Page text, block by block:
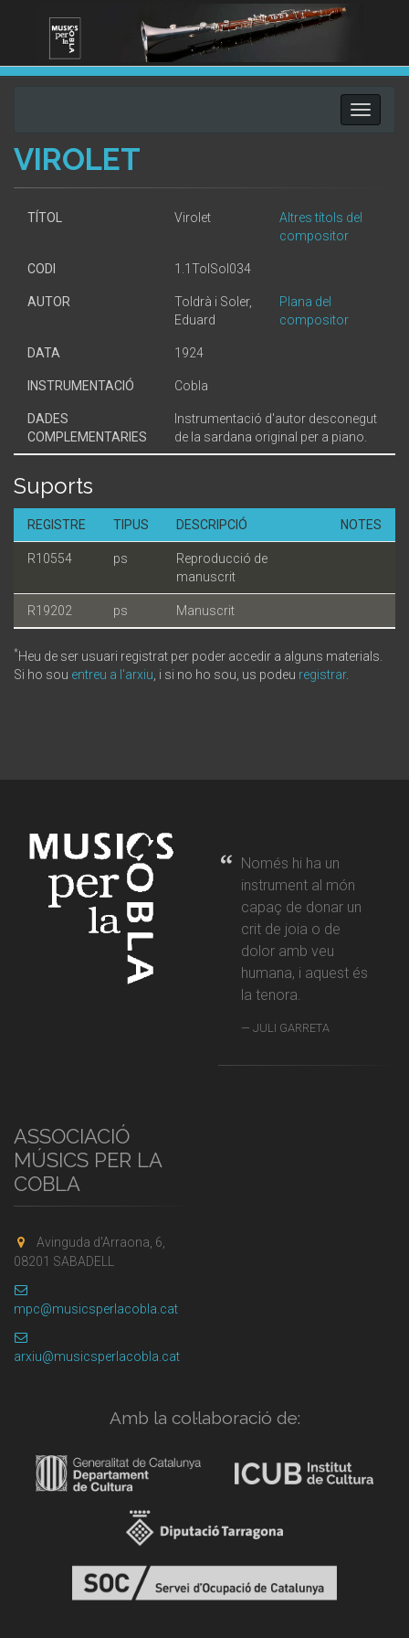
Toggle
VIROLET
TÍTOL Virolet
Altres títols del
compositor
CODI 1.1TolSol034
AUTOR
Toldrà i Soler,
Eduard
Plana del
compositor
DATA 1924
INSTRUMENTACIÓ Cobla
DADES
COMPLEMENTARIES
Instrumentació d'autor desconegut
de la sardana original per a piano.
Suports
REGISTRE TIPUS DESCRIPCIÓ NOTES
R10554 ps
Reproducció de
manuscrit
R19202 ps Manuscrit
*Heu de ser usuari registrat per poder accedir a alguns materials.
Si ho sou entreu a l'arxiu , i si no ho sou, us podeu registrar.
Només hi ha un
instrument al món
capaç de donar un
crit de joia o de
dolor amb veu
humana, i aquest és
la tenora.
JULI GARRETA
ASSOCIACIÓ
MÚSICS PER LA
COBLA
Avinguda d'Arraona, 6,
08201 SABADELL
mpc@musicsperlacobla.cat
arxiu@musicsperlacobla.cat
Amb la col·laboració de: